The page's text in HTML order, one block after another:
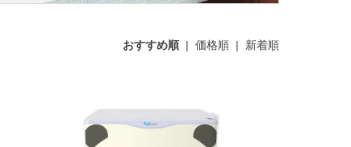
おすすめ順 | 価格順 | 新着順